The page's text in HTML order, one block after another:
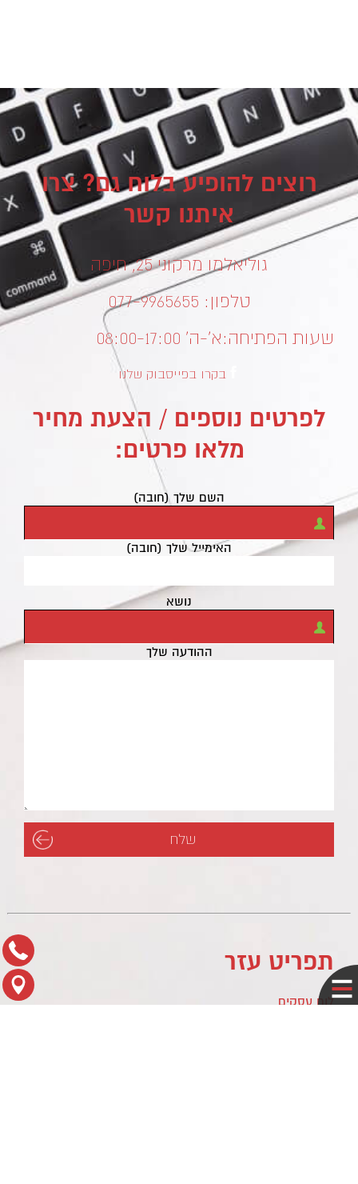
רוצים להופיע בלוח גם? צרו
איתנו קשר
גוליאלמו מרקוני 25, חיפה
טלפון: 077-9965655
שעות הפתיחה:א’-ה’ 08:00-17:00
בקרו בפייסבוק שלנו
לפרטים נוספים / הצעת מחיר
מלאו פרטים:
השם שלך (חובה)
האימייל שלך (חובה)
נושא
ההודעה שלך
תפריט עזר
לוח עסקים